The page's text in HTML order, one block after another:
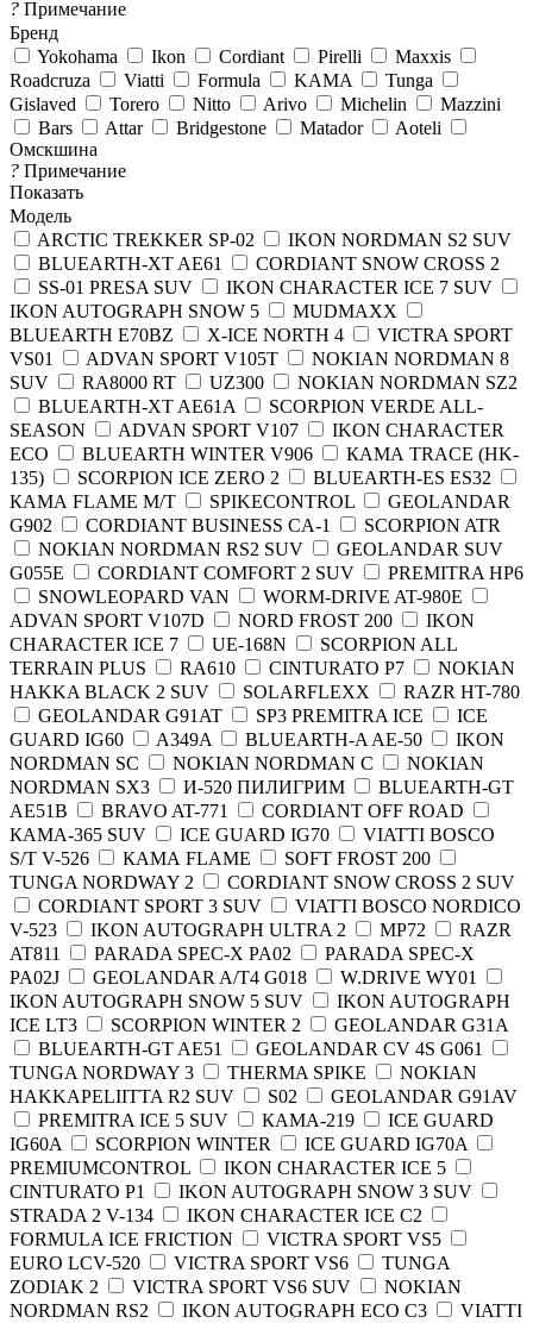
? Примечание
Бренд
Yokohama
Ikon Cordiant Pirelli
Maxxis
Roadcruza
Viatti Formula KAMA
Tunga
Gislaved
Torero Nitto Arivo Michelin
Mazzini
Bars
Attar Bridgestone Matador
Aoteli
Омскшина
? Примечание
Показать
Модель
ARCTIC TREKKER SP-02
IKON NORDMAN S2 SUV
BLUEARTH-XT AE61
CORDIANT SNOW CROSS 2
SS-01 PRESA SUV
IKON CHARACTER ICE 7 SUV
IKON AUTOGRAPH SNOW 5
MUDMAXX
BLUEARTH E70BZ
X-ICE NORTH 4
VICTRA SPORT
VS01
ADVAN SPORT V105T
NOKIAN NORDMAN 8
SUV
RA8000 RT UZ300
NOKIAN NORDMAN SZ2
BLUEARTH-XT AE61A
SCORPION VERDE ALL-
SEASON
ADVAN SPORT V107
IKON CHARACTER
ECO
BLUEARTH WINTER V906
КАМА TRACE (HK-
135)
SCORPION ICE ZERO 2
BLUEARTH-ES ES32
КАМА FLAME M/T
SPIKECONTROL
GEOLANDAR
G902
CORDIANT BUSINESS CA-1
SCORPION ATR
NOKIAN NORDMAN RS2 SUV
GEOLANDAR SUV
G055E
CORDIANT COMFORT 2 SUV
PREMITRA HP6
SNOWLEOPARD VAN
WORM-DRIVE AT-980E
ADVAN SPORT V107D
NORD FROST 200
IKON
CHARACTER ICE 7
UE-168N
SCORPION ALL
TERRAIN PLUS
RA610 CINTURATO P7
NOKIAN
HAKKA BLACK 2 SUV
SOLARFLEXX
RAZR HT-780
GEOLANDAR G91AT
SP3 PREMITRA ICE
ICE
GUARD IG60
A349A BLUEARTH-A AE-50
IKON
NORDMAN SC
NOKIAN NORDMAN C
NOKIAN
NORDMAN SX3
И-520 ПИЛИГРИМ
BLUEARTH-GT
AE51B
BRAVO AT-771
CORDIANT OFF ROAD
КАМА-365 SUV
ICE GUARD IG70
VIATTI BOSCO
S/T V-526
КАМА FLAME
SOFT FROST 200
TUNGA NORDWAY 2
CORDIANT SNOW CROSS 2 SUV
CORDIANT SPORT 3 SUV
VIATTI BOSCO NORDICO
V-523
IKON AUTOGRAPH ULTRA 2 MP72
RAZR
AT811
PARADA SPEC-X PA02
PARADA SPEC-X
PA02J
GEOLANDAR A/T4 G018
W.DRIVE WY01
IKON AUTOGRAPH SNOW 5 SUV
IKON AUTOGRAPH
ICE LT3
SCORPION WINTER 2
GEOLANDAR G31A
BLUEARTH-GT AE51
GEOLANDAR CV 4S G061
TUNGA NORDWAY 3
THERMA SPIKE
NOKIAN
HAKKAPELIITTA R2 SUV
S02
GEOLANDAR G91AV
PREMITRA ICE 5 SUV
КАМА-219
ICE GUARD
IG60A
SCORPION WINTER
ICE GUARD IG70A
PREMIUMCONTROL
IKON CHARACTER ICE 5
CINTURATO P1
IKON AUTOGRAPH SNOW 3 SUV
STRADA 2 V-134
IKON CHARACTER ICE C2
FORMULA ICE FRICTION
VICTRA SPORT VS5
EURO LCV-520
VICTRA SPORT VS6
TUNGA
ZODIAK 2
VICTRA SPORT VS6 SUV
NOKIAN
NORDMAN RS2
IKON AUTOGRAPH ECO C3
VIATTI